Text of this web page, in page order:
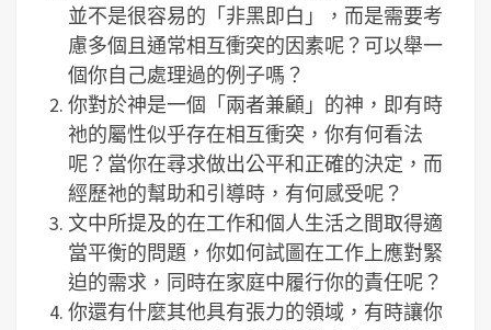
並不是很容易的「非黑即白」，而是需要考
慮多個且通常相互衝突的因素呢？可以舉一
個你自己處理過的例子嗎？
你對於神是一個「兩者兼顧」的神，即有時
祂的屬性似乎存在相互衝突，你有何看法
呢？當你在尋求做出公平和正確的決定，而
經歷祂的幫助和引導時，有何感受呢？
文中所提及的在工作和個人生活之間取得適
當平衡的問題，你如何試圖在工作上應對緊
迫的需求，同時在家庭中履行你的責任呢？
你還有什麼其他具有張力的領域，有時讓你